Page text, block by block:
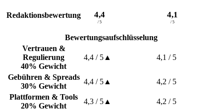
Redaktionsbewertung 4,4
/ 5
4,1
/ 5
Bewertungsaufschlüsselung
Vertrauen &
Regulierung
40% Gewicht
4,4 / 5 ▲ 4,1 / 5
Gebühren & Spreads
30% Gewicht
4,4 / 5 ▲ 4,2 / 5
Plattformen & Tools
20% Gewicht
4,3 / 5 ▲ 4,2 / 5